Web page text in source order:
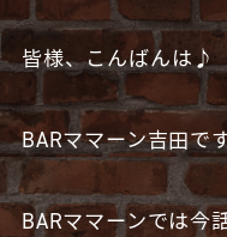
皆様、こんばんは♪
BARママーン吉田で
BARママーンでは今